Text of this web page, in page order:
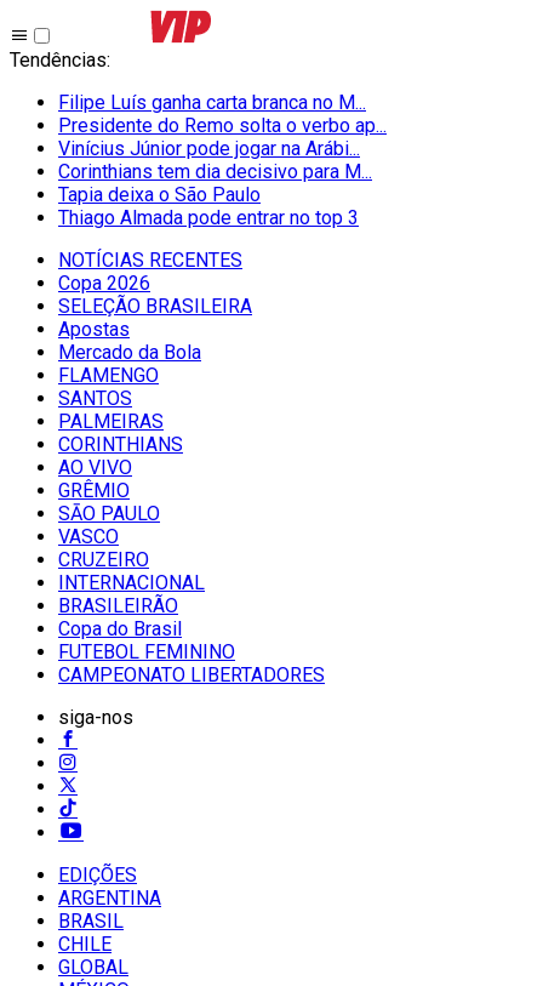
Tendências:
Filipe Luís ganha carta branca no M...
Presidente do Remo solta o verbo ap...
Vinícius Júnior pode jogar na Arábi...
Corinthians tem dia decisivo para M...
Tapia deixa o São Paulo
Thiago Almada pode entrar no top 3
NOTÍCIAS RECENTES
Copa 2026
SELEÇÃO BRASILEIRA
Apostas
Mercado da Bola
FLAMENGO
SANTOS
PALMEIRAS
CORINTHIANS
AO VIVO
GRÊMIO
SĀO PAULO
VASCO
CRUZEIRO
INTERNACIONAL
BRASILEIRÃO
Copa do Brasil
FUTEBOL FEMININO
CAMPEONATO LIBERTADORES
siga-nos
EDIÇÕES
ARGENTINA
BRASIL
CHILE
GLOBAL